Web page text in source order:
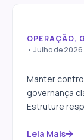
OPERAÇÃO,
• Julho de 2026
Manter
governança
Estruture
Leia Mais